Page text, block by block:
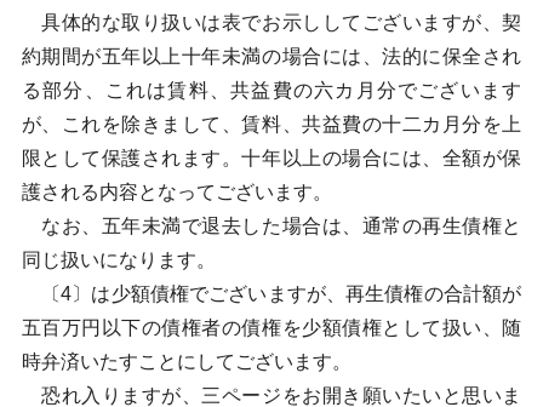
具体的な取り扱いは表でお示ししてございますが、契
約期間が五年以上十年未満の場合には、法的に保全され
る部分、これは賃料、共益費の六カ月分でございます
が、これを除きまして、賃料、共益費の十二カ月分を上
限として保護されます。十年以上の場合には、全額が保
護される内容となってございます。
なお、五年未満で退去した場合は、通常の再生債権と
同じ扱いになります。
〔4〕は少額債権でございますが、再生債権の合計額が
五百万円以下の債権者の債権を少額債権として扱い、随
時弁済いたすことにしてございます。
恐れ入りますが、三ページをお開き願いたいと思いま